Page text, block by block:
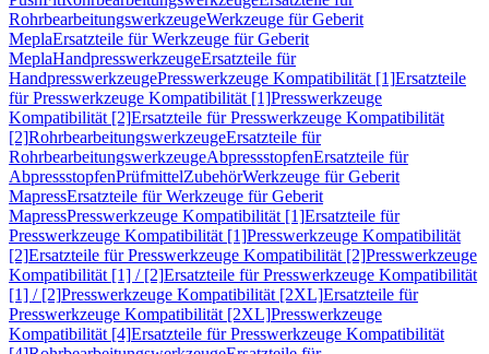
RohrbearbeitungswerkzeugeWerkzeuge für Geberit
MeplaErsatzteile für Werkzeuge für Geberit
MeplaHandpresswerkzeugeErsatzteile für
HandpresswerkzeugePresswerkzeuge Kompatibilität [1]Ersatzteile
für Presswerkzeuge Kompatibilität [1]Presswerkzeuge
Kompatibilität [2]Ersatzteile für Presswerkzeuge Kompatibilität
[2]RohrbearbeitungswerkzeugeErsatzteile für
RohrbearbeitungswerkzeugeAbpressstopfenErsatzteile für
AbpressstopfenPrüfmittelZubehörWerkzeuge für Geberit
MapressErsatzteile für Werkzeuge für Geberit
MapressPresswerkzeuge Kompatibilität [1]Ersatzteile für
Presswerkzeuge Kompatibilität [1]Presswerkzeuge Kompatibilität
[2]Ersatzteile für Presswerkzeuge Kompatibilität [2]Presswerkzeuge
Kompatibilität [1] / [2]Ersatzteile für Presswerkzeuge Kompatibilität
[1] / [2]Presswerkzeuge Kompatibilität [2XL]Ersatzteile für
Presswerkzeuge Kompatibilität [2XL]Presswerkzeuge
Kompatibilität [4]Ersatzteile für Presswerkzeuge Kompatibilität